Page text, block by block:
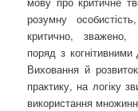
розумну
критично, зважено,
поряд з
Виховання й
практику, на логіку
використання